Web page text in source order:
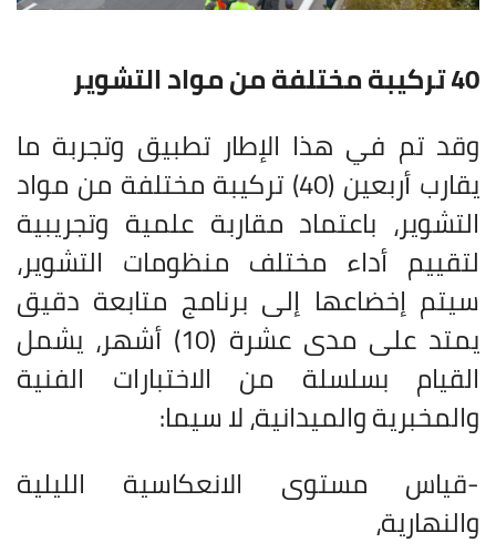
40 تركيبة مختلفة من مواد التشوير
وقد تم في هذا الإطار تطبيق وتجربة ما
يقارب أربعين (40) تركيبة مختلفة من مواد
التشوير، باعتماد مقاربة علمية وتجريبية
لتقييم أداء مختلف منظومات التشوير،
سيتم إخضاعها إلى برنامج متابعة دقيق
يمتد على مدى عشرة (10) أشهر، يشمل
القيام بسلسلة من الاختبارات الفنية
والمخبرية والميدانية، لا سيما:
-قياس مستوى الانعكاسية الليلية
والنهارية،